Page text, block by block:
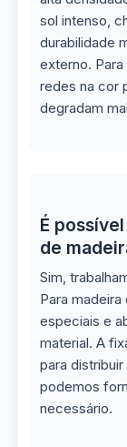
sol intenso,
durabilidade
externo.
redes na cor
degradam
É
de
Sim,
Para
especiais e
material. A
para
podemos
necessário.